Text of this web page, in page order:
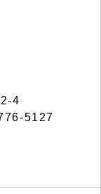
4
5127